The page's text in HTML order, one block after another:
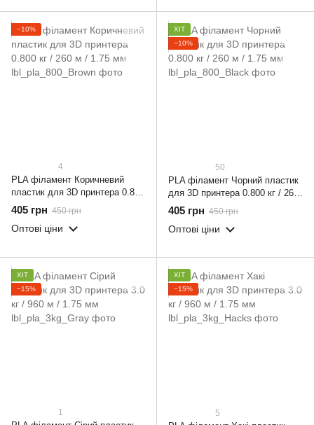
−10%
4
PLA філамент Коричневий
пластик для 3D принтера 0.800
кг / 260 м / 1.75 мм
405 грн 450 грн
Оптові ціни
ХІТ
−10%
50
PLA філамент Чорний пластик
для 3D принтера 0.800 кг / 260
м / 1.75 мм
405 грн 450 грн
Оптові ціни
ХІТ
−15%
1
ХІТ
−15%
5